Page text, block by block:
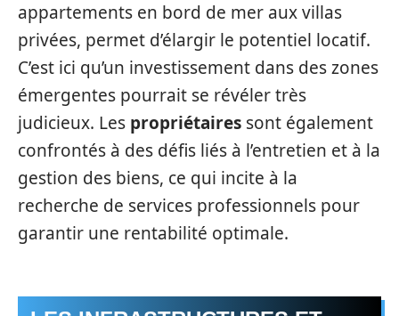
appartements en bord de mer aux villas
privées, permet d’élargir le potentiel locatif.
C’est ici qu’un investissement dans des zones
émergentes pourrait se révéler très
judicieux. Les propriétaires sont également
confrontés à des défis liés à l’entretien et à la
gestion des biens, ce qui incite à la
recherche de services professionnels pour
garantir une rentabilité optimale.